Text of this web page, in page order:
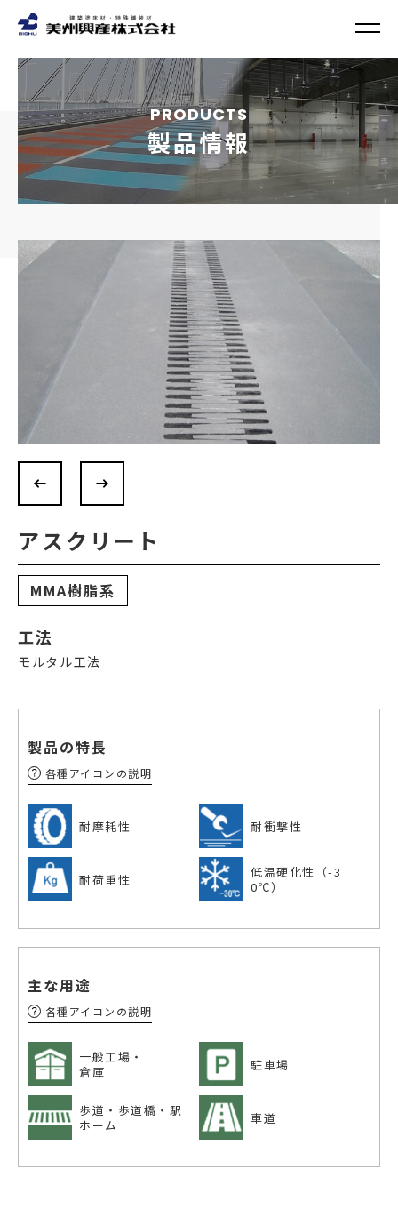
PRODUCTS
製品情報
アスクリート
MMA樹脂系
工法
モルタル工法
製品の特長
各種アイコンの説明
耐摩耗性 耐衝撃性
耐荷重性
低温硬化性（-3
0℃）
主な用途
各種アイコンの説明
一般工場・
倉庫
駐車場
歩道・歩道橋・ 駅
ホーム
車道